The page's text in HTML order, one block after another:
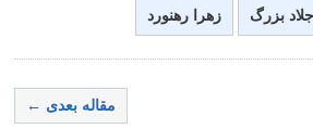
بزرگ زهرا رهنورد
مقاله بعدی ←